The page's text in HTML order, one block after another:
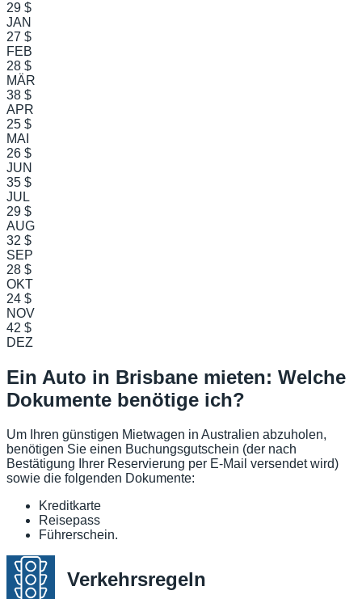
29 $
JAN
27 $
FEB
28 $
MÄR
38 $
APR
25 $
MAI
26 $
JUN
35 $
JUL
29 $
AUG
32 $
SEP
28 $
OKT
24 $
NOV
42 $
DEZ
Ein Auto in Brisbane mieten: Welche
Dokumente benötige ich?
Um Ihren günstigen Mietwagen in Australien abzuholen,
benötigen Sie einen Buchungsgutschein (der nach
Bestätigung Ihrer Reservierung per E-Mail versendet wird)
sowie die folgenden Dokumente:
Kreditkarte
Reisepass
Führerschein.
Verkehrsregeln